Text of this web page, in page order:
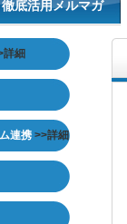
徹底活用メルマガ
詳細
連携 >>詳細